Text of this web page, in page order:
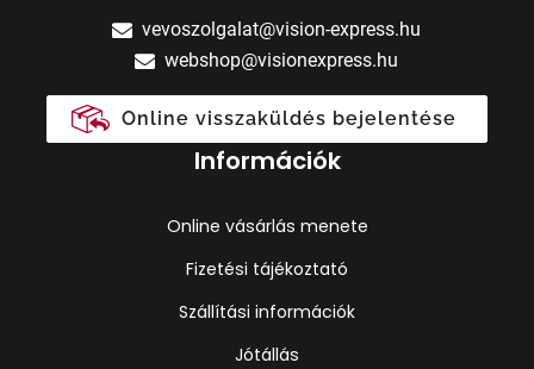
vevoszolgalat@vision-express.hu
webshop@visionexpress.hu
Online visszaküldés bejelentése
Információk
Online vásárlás menete
Fizetési tájékoztató
Szállítási információk
Jótállás